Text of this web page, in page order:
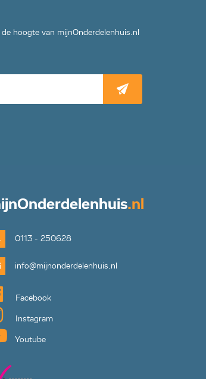
hoogte van mijnOnderdelenhuis.nl
Onderdelenhuis.nl
0113 - 250628
info@mijnonderdelenhuis.nl
Facebook
Instagram
Youtube